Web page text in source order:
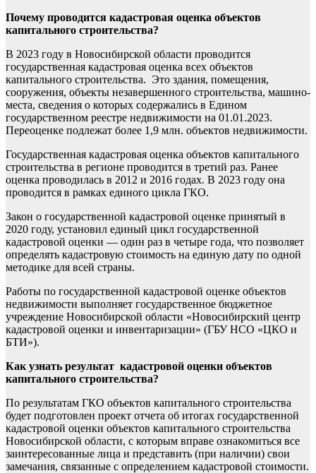
Почему проводится кадастровая оценка объектов
капитального строительства?
В 2023 году в Новосибирской области проводится
государственная кадастровая оценка всех объектов
капитального строительства. Это здания, помещения,
сооружения, объекты незавершенного строительства, машино-
места, сведения о которых содержались в Едином
государственном реестре недвижимости на 01.01.2023.
Переоценке подлежат более 1,9 млн. объектов недвижимости.
Государственная кадастровая оценка объектов капитального
строительства в регионе проводится в третий раз. Ранее
оценка проводилась в 2012 и 2016 годах. В 2023 году она
проводится в рамках единого цикла ГКО.
Закон о государственной кадастровой оценке принятый в
2020 году, установил единый цикл государственной
кадастровой оценки — один раз в четыре года, что позволяет
определять кадастровую стоимость на единую дату по одной
методике для всей страны.
Работы по государственной кадастровой оценке объектов
недвижимости выполняет государственное бюджетное
учреждение Новосибирской области «Новосибирский центр
кадастровой оценки и инвентаризации» (ГБУ НСО «ЦКО и
БТИ»).
Как узнать результат кадастровой оценки объектов
капитального строительства?
По результатам ГКО объектов капитального строительства
будет подготовлен проект отчета об итогах государственной
кадастровой оценки объектов капитального строительства
Новосибирской области, с которым вправе ознакомиться все
заинтересованные лица и представить (при наличии) свои
замечания, связанные с определением кадастровой стоимости.